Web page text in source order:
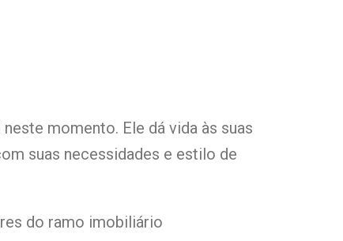
momento. Ele dá vida às suas
suas necessidades e estilo de
do ramo imobiliário